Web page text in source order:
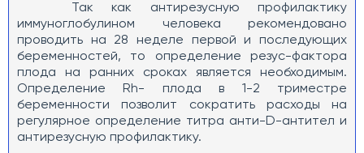
Так как антирезусную профилактику
иммуноглобулином человека рекомендовано
проводить на 28 неделе первой и последующих
беременностей, то определение резус-фактора
плода на ранних сроках является необходимым.
Определение Rh- плода в 1-2 триместре
беременности позволит сократить расходы на
регулярное определение титра анти-D-антител и
антирезусную профилактику.